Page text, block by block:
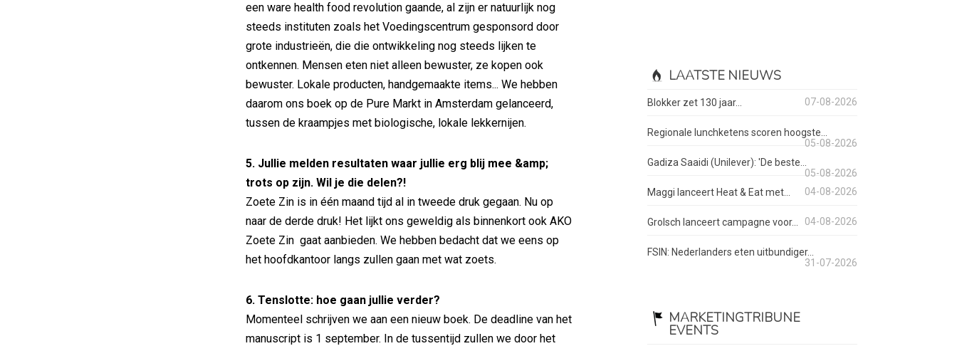
een ware health food revolution gaande, al zijn er natuurlijk nog
steeds instituten zoals het Voedingscentrum gesponsord door
grote industrieën, die die ontwikkeling nog steeds lijken te
ontkennen. Mensen eten niet alleen bewuster, ze kopen ook
bewuster. Lokale producten, handgemaakte items... We hebben
daarom ons boek op de Pure Markt in Amsterdam gelanceerd,
tussen de kraampjes met biologische, lokale lekkernijen.
5. Jullie melden resultaten waar jullie erg blij mee &amp;
trots op zijn. Wil je die delen?!
Zoete Zin is in één maand tijd al in tweede druk gegaan. Nu op
naar de derde druk! Het lijkt ons geweldig als binnenkort ook AKO
Zoete Zin gaat aanbieden. We hebben bedacht dat we eens op
het hoofdkantoor langs zullen gaan met wat zoets.
6. Tenslotte: hoe gaan jullie verder?
Momenteel schrijven we aan een nieuw boek. De deadline van het
manuscript is 1 september. In de tussentijd zullen we door het
LAATSTE NIEUWS
Blokker zet 130 jaar... 07-08-2026
Regionale lunchketens scoren hoogste...
05-08-2026
Gadiza Saaidi (Unilever): 'De beste...
05-08-2026
Maggi lanceert Heat & Eat met...
04-08-2026
Grolsch lanceert campagne voor... 04-08-2026
FSIN: Nederlanders eten uitbundiger...
31-07-2026
MARKETINGTRIBUNE
EVENTS